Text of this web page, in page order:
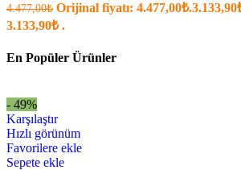
4.477,00₺ Orijinal fiyatı: 4.477,00₺.3.133,90
3.133,90₺ .
En Popüler Ürünler
- 49%
Karşılaştır
Hızlı görünüm
Favorilere ekle
Sepete ekle